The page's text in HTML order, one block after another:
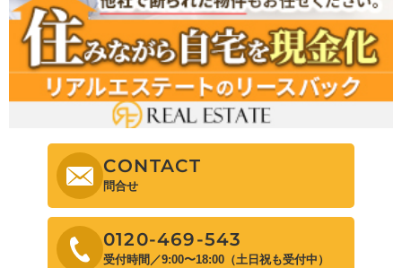
CONTACT
問合せ
0120-469-543
受付時間／9:00〜18:00（土日祝も受付中）